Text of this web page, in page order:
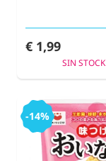
€ 1,99
SIN STOCK
-14%